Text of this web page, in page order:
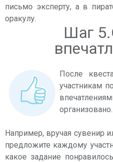
письмо эксперту, а в
оракулу.
Шаг
После
участникам
организовано.
Например, вручая сувенир
предложите каждому
какое задание